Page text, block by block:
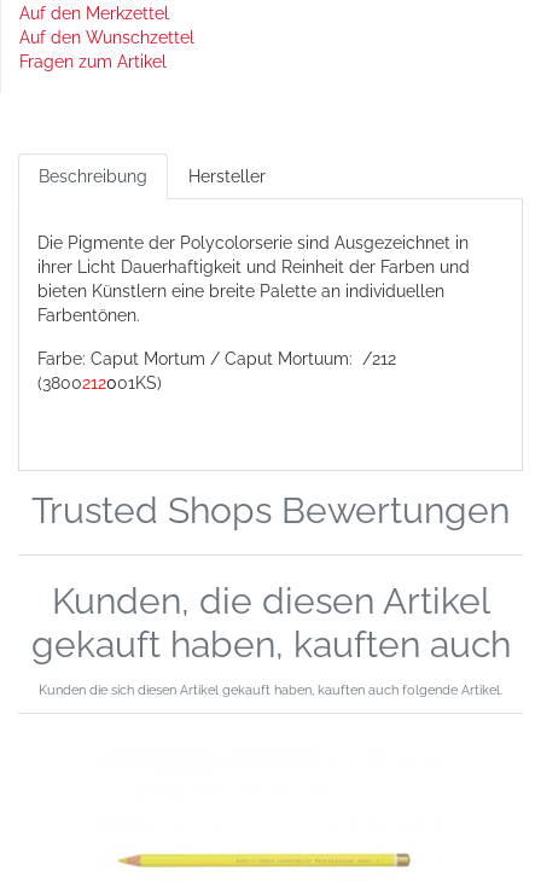
Auf den Merkzettel
Auf den Wunschzettel
Fragen zum Artikel
Beschreibung Hersteller
Die Pigmente der Polycolorserie sind Ausgezeichnet in
ihrer Licht Dauerhaftigkeit und Reinheit der Farben und
bieten Künstlern eine breite Palette an individuellen
Farbentönen.
Farbe: Caput Mortum / Caput Mortuum: /212
(3800212001KS)
Trusted Shops Bewertungen
Kunden, die diesen Artikel
gekauft haben, kauften auch
Kunden die sich diesen Artikel gekauft haben, kauften auch folgende Artikel.